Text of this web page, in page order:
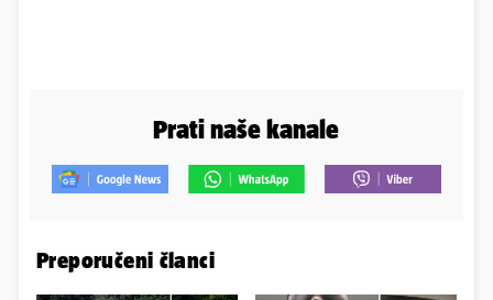
Prati naše kanale
Preporučeni članci